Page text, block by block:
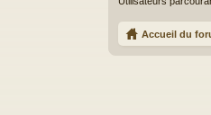
Accueil du